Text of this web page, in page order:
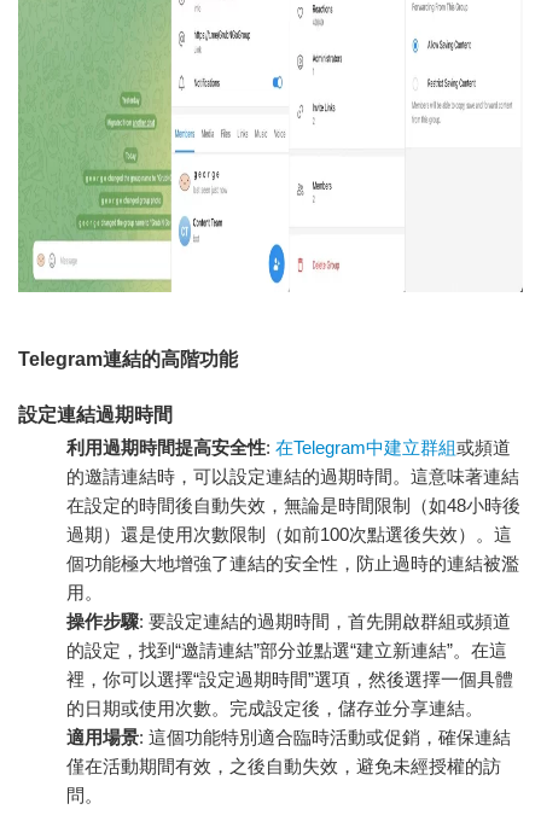
Telegram連結的高階功能
設定連結過期時間
利用過期時間提高安全性: 在Telegram中建立群組或頻道
的邀請連結時，可以設定連結的過期時間。這意味著連結
在設定的時間後自動失效，無論是時間限制（如48小時後
過期）還是使用次數限制（如前100次點選後失效）。這
個功能極大地增強了連結的安全性，防止過時的連結被濫
用。
操作步驟: 要設定連結的過期時間，首先開啟群組或頻道
的設定，找到“邀請連結”部分並點選“建立新連結”。在這
裡，你可以選擇“設定過期時間”選項，然後選擇一個具體
的日期或使用次數。完成設定後，儲存並分享連結。
適用場景: 這個功能特別適合臨時活動或促銷，確保連結
僅在活動期間有效，之後自動失效，避免未經授權的訪
問。